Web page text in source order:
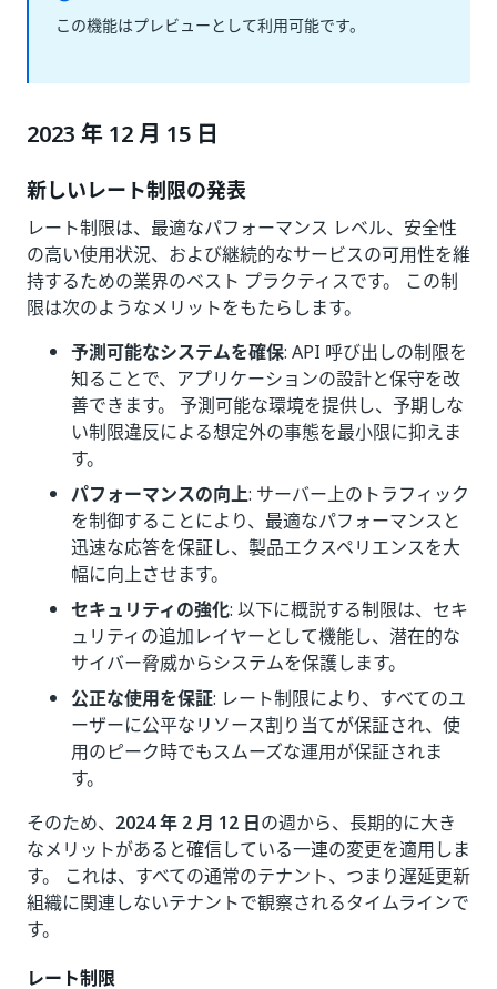
この機能はプレビューとして利用可能です。
2023 年 12 月 15 日
新しいレート制限の発表
レート制限は、最適なパフォーマンス レベル、安全性
の高い使用状況、および継続的なサービスの可用性を維
持するための業界のベスト プラクティスです。 この制
限は次のようなメリットをもたらします。
予測可能なシステムを確保: API 呼び出しの制限を
知ることで、アプリケーションの設計と保守を改
善できます。 予測可能な環境を提供し、予期しな
い制限違反による想定外の事態を最小限に抑えま
す。
パフォーマンスの向上: サーバー上のトラフィック
を制御することにより、最適なパフォーマンスと
迅速な応答を保証し、製品エクスペリエンスを大
幅に向上させます。
セキュリティの強化: 以下に概説する制限は、セキ
ュリティの追加レイヤーとして機能し、潜在的な
サイバー脅威からシステムを保護します。
公正な使用を保証: レート制限により、すべてのユ
ーザーに公平なリソース割り当てが保証され、使
用のピーク時でもスムーズな運用が保証されま
す。
そのため、 2024 年 2 月 12 日の週から、長期的に大き
なメリットがあると確信している一連の変更を適用しま
す。 これは、すべての通常のテナント、つまり遅延更新
組織に関連しないテナントで観察されるタイムラインで
す。
レート制限